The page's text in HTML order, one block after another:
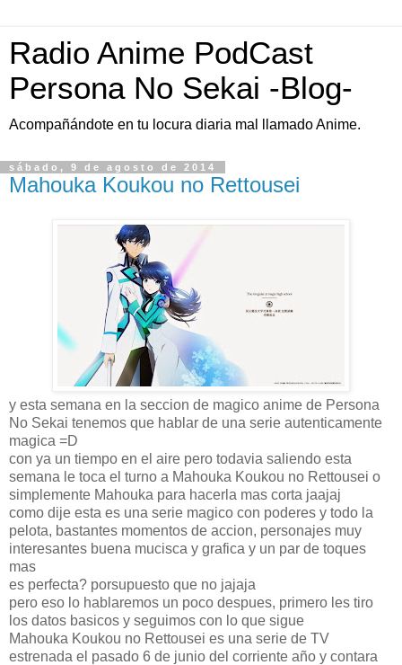
Radio Anime PodCast
Persona No Sekai -Blog-
Acompañándote en tu locura diaria mal llamado Anime.
sábado, 9 de agosto de 2014
Mahouka Koukou no Rettousei
y esta semana en la seccion de magico anime de Persona
No Sekai tenemos que hablar de una serie autenticamente
magica =D
con ya un tiempo en el aire pero todavia saliendo esta
semana le toca el turno a Mahouka Koukou no Rettousei o
simplemente Mahouka para hacerla mas corta jaajaj
como dije esta es una serie magico con poderes y todo la
pelota, bastantes momentos de accion, personajes muy
interesantes buena mucisca y grafica y un par de toques
mas
es perfecta? porsupuesto que no jajaja
pero eso lo hablaremos un poco despues, primero les tiro
los datos basicos y seguimos con lo que sigue
Mahouka Koukou no Rettousei es una serie de TV
estrenada el pasado 6 de junio del corriente año y contara